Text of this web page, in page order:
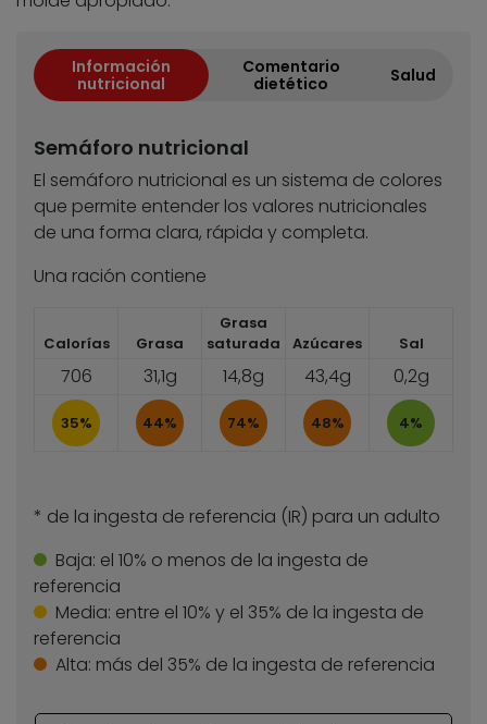
Información
nutricional
Comentario
dietético
Salud
Semáforo nutricional
El semáforo nutricional es un sistema de colores
que permite entender los valores nutricionales
de una forma clara, rápida y completa.
Una ración contiene
Calorías Grasa
Grasa
saturada
Azúcares Sal
706 31,1g 14,8g 43,4g 0,2g
35% 44% 74% 48% 4%
* de la ingesta de referencia (IR) para un adulto
Baja: el 10% o menos de la ingesta de
referencia
Media: entre el 10% y el 35% de la ingesta de
referencia
Alta: más del 35% de la ingesta de referencia